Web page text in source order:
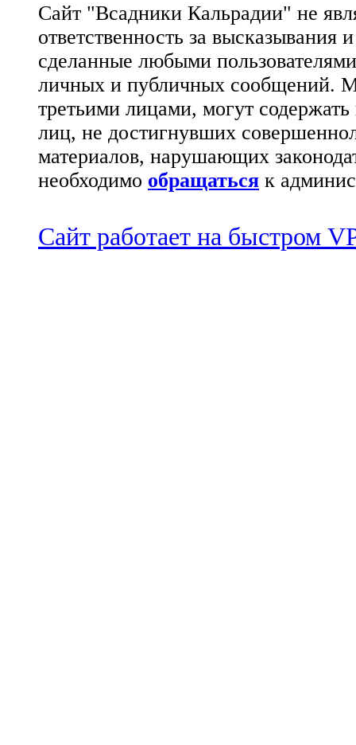
Сайт "Всадники Кальрадии" не
ответственность за
сделанные любыми
личных и публичных сообщений.
третьими лицами, могут
лиц, не достигнувших
материалов, нарушающих
необходимо обращаться к
Сайт работает на быстром